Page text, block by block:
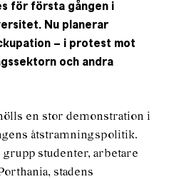
för första gången i
Nu planerar
– i protest mot
och andra
en stor demonstration i
åtstramningspolitik.
grupp studenter, arbetare
stadens